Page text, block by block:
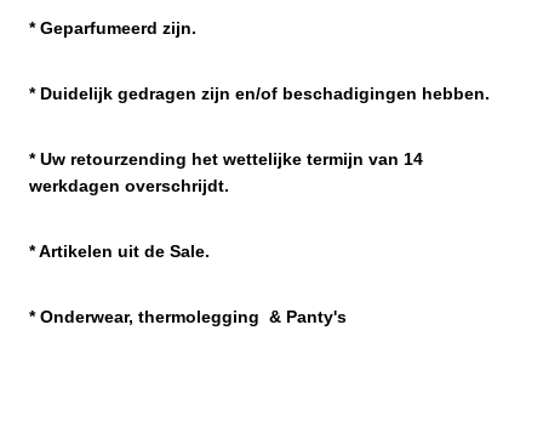
* Geparfumeerd zijn.
* Duidelijk gedragen zijn en/of beschadigingen hebben.
* Uw retourzending het wettelijke termijn van 14
werkdagen overschrijdt.
* Artikelen uit de Sale.
*Onderwear, thermolegging & Panty's